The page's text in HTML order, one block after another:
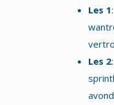
Les 1
Les 2